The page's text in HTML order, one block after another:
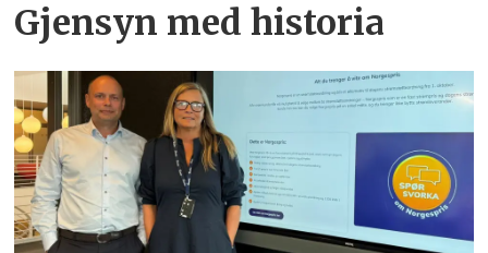
Gjensyn med historia